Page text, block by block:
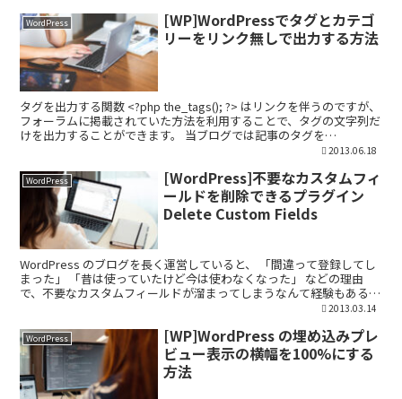
WordPress
[WP]WordPressでタグとカテゴ
リーをリンク無しで出力する方法
タグを出力する関数 <?php the_tags(); ?> はリンクを伴うのですが、
フォーラムに掲載されていた方法を利用することで、タグの文字列だ
けを出力することができます。 当ブログでは記事のタグを
2013.06.18
WordPress
[WordPress]不要なカスタムフィ
ールドを削除できるプラグイン
Delete Custom Fields
WordPress のブログを長く運営していると、 「間違って登録してし
まった」 「昔は使っていたけど今は使わなくなった」 などの理由
で、不要なカスタムフィールドが溜まってしまうなんて経験もあるの
2013.03.14
WordPress
[WP]WordPress の埋め込みプレ
ビュー表示の横幅を100%にする
方法